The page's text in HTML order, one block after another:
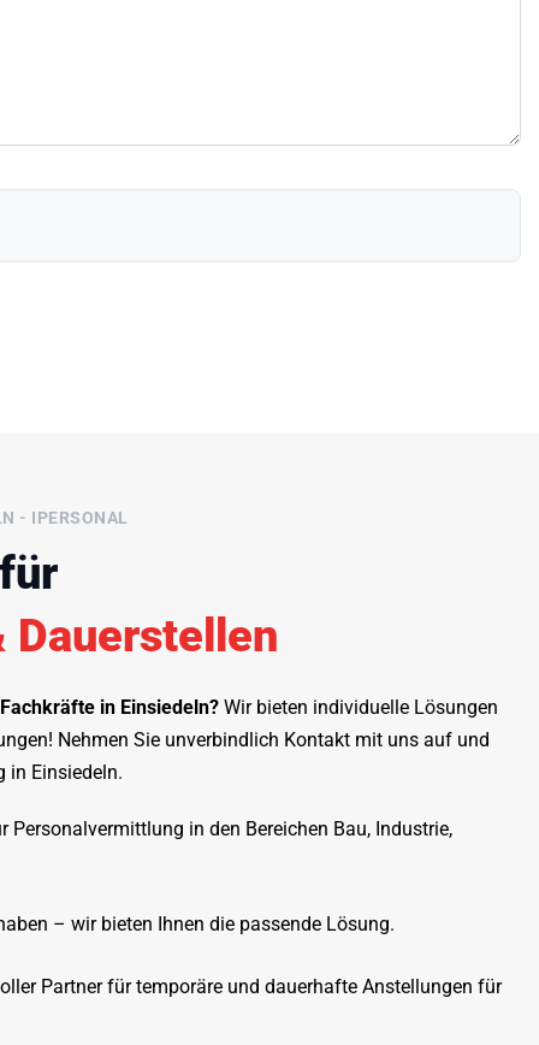
- IPERSONAL
Dauerstellen
in Einsiedeln? Wir bieten individuelle Lösungen
Nehmen Sie unverbindlich Kontakt mit uns auf und
in Einsiedeln.
Personalvermittlung in den Bereichen Bau, Industrie,
– wir bieten Ihnen die passende Lösung.
Partner für temporäre und dauerhafte Anstellungen für